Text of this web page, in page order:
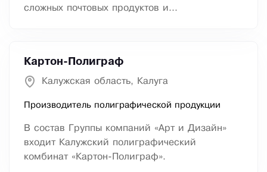
сложных почтовых продуктов и...
Картон-Полиграф
Калужская область, Калуга
Производитель полиграфической продукции
В состав Группы компаний «Арт и Дизайн»
входит Калужский полиграфический
комбинат «Картон-Полиграф».